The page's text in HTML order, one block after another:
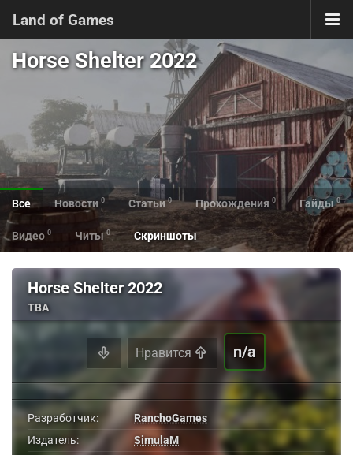
Land of Games
Horse Shelter 2022
Все Новости 0 Статьи 0 Прохождения 0 Гайды 0
Видео 0 Читы 0 Скриншоты
Horse Shelter 2022
TBA
Нравится n/a
Разработчик:
RanchoGames
Издатель:
SimulaM